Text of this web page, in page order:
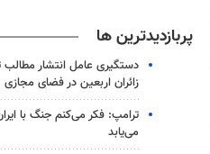
پربازدیدترین ها
دستگیری عامل انتشار مطالب
زائران اربعین در فضای مجازی
ترامپ: فکر می‌کنم جنگ با
می‌یابد